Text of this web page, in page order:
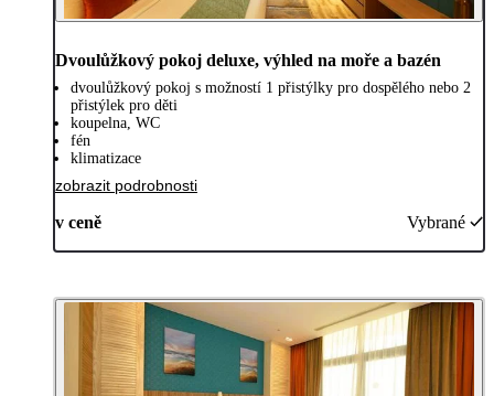
Dvoulůžkový pokoj deluxe, výhled na moře a bazén
dvoulůžkový pokoj s možností 1 přistýlky pro dospělého nebo 2
přistýlek pro děti
koupelna, WC
fén
klimatizace
zobrazit podrobnosti
v ceně Vybrané